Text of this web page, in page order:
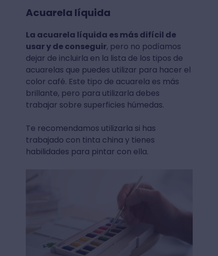
Acuarela líquida
La acuarela líquida es más difícil de
usar y de conseguir, pero no podíamos
dejar de incluirla en la lista de los tipos de
acuarelas que puedes utilizar para hacer el
color café. Este tipo de acuarela es más
brillante, pero para utilizarla debes
trabajar sobre superficies húmedas.
Te recomendamos utilizarla si has
trabajado con tinta china y tienes
habilidades para pintar con ella.